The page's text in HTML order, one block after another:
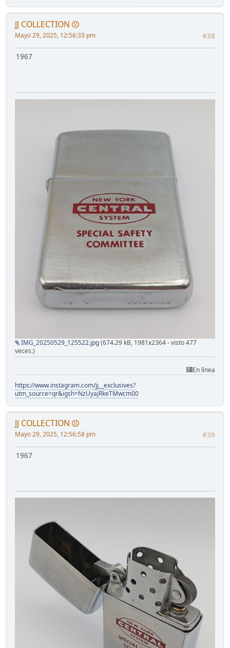
JJ COLLECTION
#38
Mayo 29, 2025, 12:56:33 pm
1967
IMG_20250529_125522.jpg(674.29 kB, 1981x2364 - visto 477
veces.)
En línea
https://www.instagram.com/jj__exclusives?
utm_source=qr&igsh=NzUyajRkeTMwcm00
JJ COLLECTION
#39
Mayo 29, 2025, 12:56:58 pm
1967